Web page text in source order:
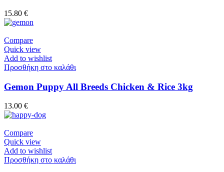
15.80 €
Compare
Quick view
Add to wishlist
Προσθήκη στο καλάθι
Gemon Puppy All Breeds Chicken & Rice 3kg
13.00 €
Compare
Quick view
Add to wishlist
Προσθήκη στο καλάθι